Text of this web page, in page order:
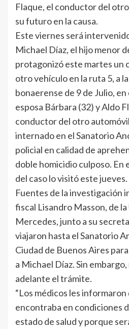
Flaque, el conductor del
su futuro en la causa.
Este viernes será
Michael Díaz, el hijo menor
protagonizó este martes un
otro vehículo en la ruta 5, a
bonaerense de 9 de Julio,
esposa Bárbara (32) y Aldo
conductor del otro
internado en el Sanatorio
policial en calidad de
doble homicidio culposo. En
del caso lo visitó este jueves.
Fuentes de la investigación
fiscal Lisandro Masson, de la
Mercedes, junto a su
viajaron hasta el Sanatorio
Ciudad de Buenos Aires
a Michael Díaz. Sin
adelante el trámite.
“Los médicos les
encontraba en condiciones
estado de salud y porque